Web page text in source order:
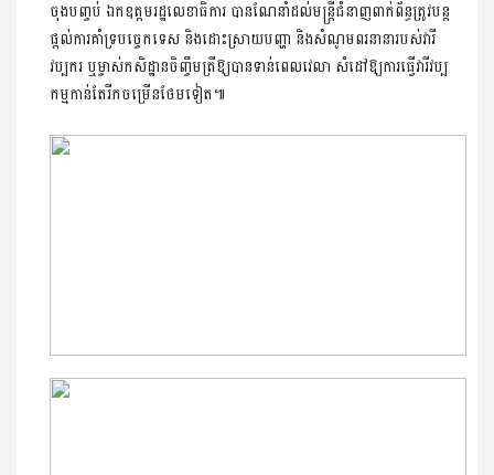
ចុងបញ្ចប់ ឯកឧត្តមរដ្ឋលេខាធិការ បានណែនាំដល់មន្ត្រីជំនាញពាក់ព័ន្ធត្រូវបន្ត
ផ្តល់ការគាំទ្របច្ចេកទេស និងដោះស្រាយបញ្ហា និងសំណូមពរនានារបស់វារី
វប្បករ ឬម្ចាស់កសិដ្ឋានចិញ្ចឹមត្រីឱ្យបានទាន់ពេលវេលា សំដៅឱ្យការធ្វើវារីវប្ប
កម្មកាន់តែរីកចម្រើនថែមទៀត៕